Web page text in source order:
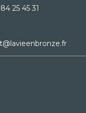
25 45 31